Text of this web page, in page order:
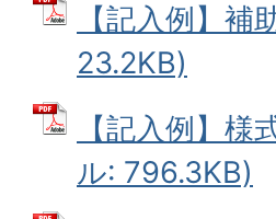
【記入例】
23.2KB)
【記入例】
ル: 796.3KB)